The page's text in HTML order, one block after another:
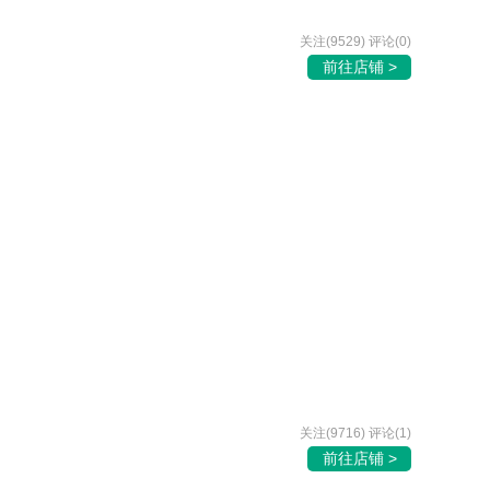
关注(9529) 评论(0)
前往店铺 >
关注(9716) 评论(1)
前往店铺 >